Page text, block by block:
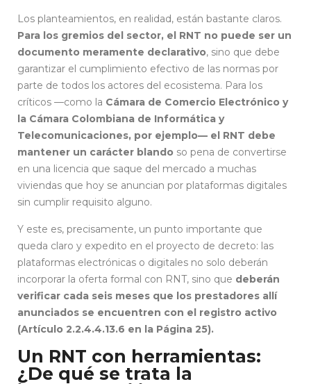
Los planteamientos, en realidad, están bastante claros.
Para los gremios del sector, el RNT no puede ser un
documento meramente declarativo, sino que debe
garantizar el cumplimiento efectivo de las normas por
parte de todos los actores del ecosistema. Para los
críticos —como la Cámara de Comercio Electrónico y
la Cámara Colombiana de Informática y
Telecomunicaciones, por ejemplo— el RNT debe
mantener un carácter blando so pena de convertirse
en una licencia que saque del mercado a muchas
viviendas que hoy se anuncian por plataformas digitales
sin cumplir requisito alguno.
Y este es, precisamente, un punto importante que
queda claro y expedito en el proyecto de decreto: las
plataformas electrónicas o digitales no solo deberán
incorporar la oferta formal con RNT, sino que deberán
verificar cada seis meses que los prestadores allí
anunciados se encuentren con el registro activo
(Artículo 2.2.4.4.13.6 en la Página 25).
Un RNT con herramientas:
¿De qué se trata la